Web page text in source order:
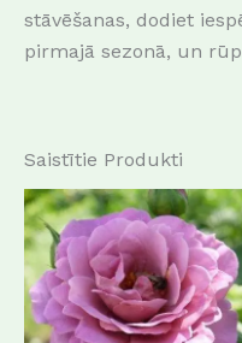
stāvēšanas, dodiet
pirmajā sezonā, un
Saistītie Produkti
has